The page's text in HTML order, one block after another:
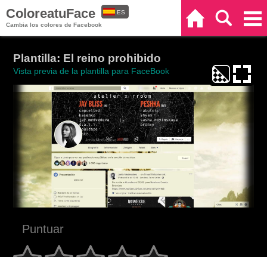
ColoreatuFace
Cambia los colores de Facebook
ES
Plantilla: El reino prohibido
Vista previa de la plantilla para FaceBook
Puntuar